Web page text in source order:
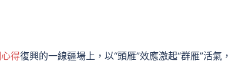
得復興的一線疆場上，以“頭雁”效應激起“群雁”活氣，